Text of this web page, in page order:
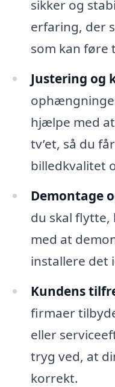
sikker og
erfaring, der
som kan føre
Justering og
hjælpe med
tv’et, så du
billedkvalitet
Demontage
du skal
med at
installere det
Kundens
firmaer
eller
tryg ved, at
korrekt.